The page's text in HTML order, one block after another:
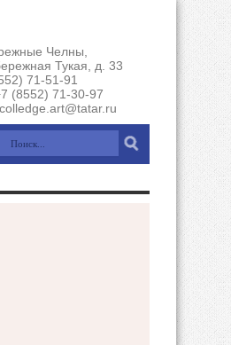
Челны,
Тукая, д. 33
71-51-91
(8552) 71-30-97